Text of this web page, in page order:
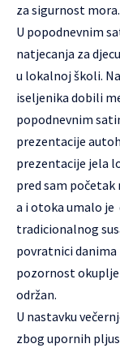
za sigurnost mora.
U popodnevnim
natjecanja za
u lokalnoj školi.
iseljenika dobili
popodnevnim
prezentacije
prezentacije jela
pred sam
a i otoka umalo je
tradicionalnog
povratnici danima
pozornost
održan.
U nastavku
zbog upornih